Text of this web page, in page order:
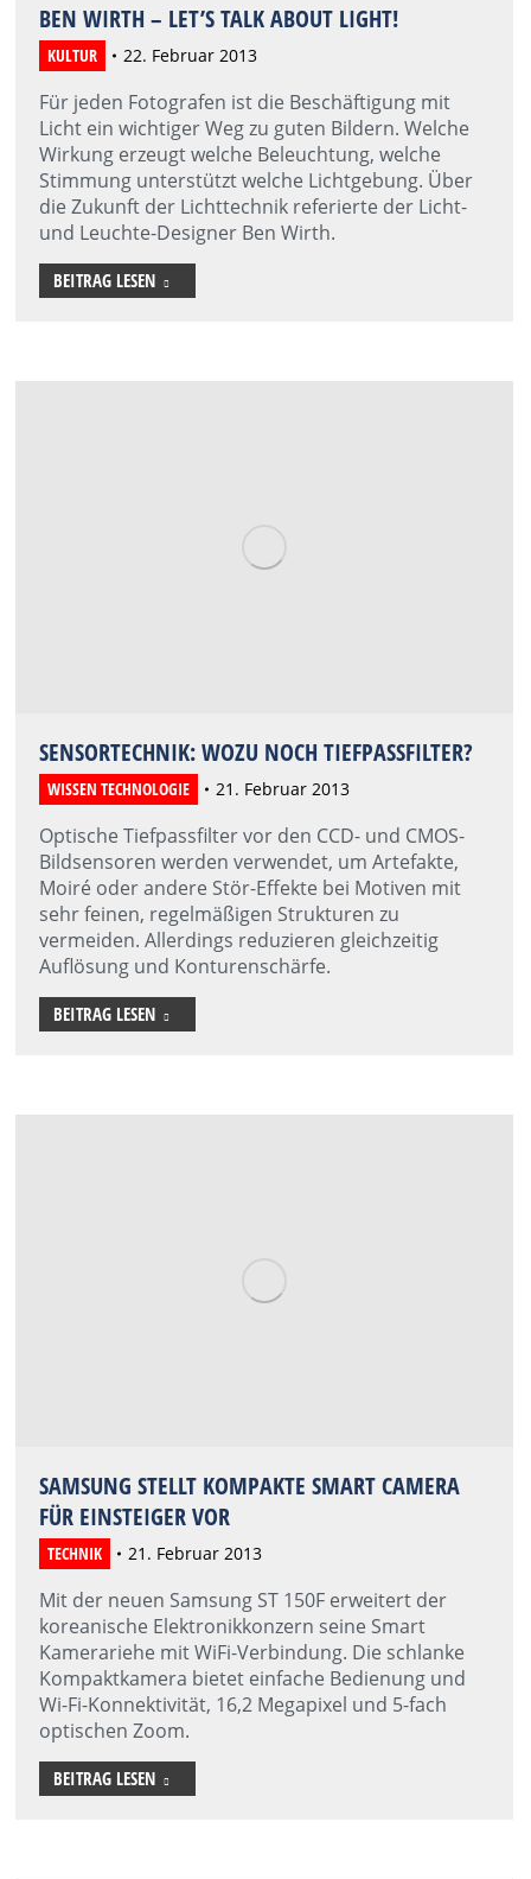
BEN WIRTH – LET’S TALK ABOUT LIGHT!
KULTUR 22. Februar 2013
Für jeden Fotografen ist die Beschäftigung mit
Licht ein wichtiger Weg zu guten Bildern. Welche
Wirkung erzeugt welche Beleuchtung, welche
Stimmung unterstützt welche Lichtgebung. Über
die Zukunft der Lichttechnik referierte der Licht-
und Leuchte-Designer Ben Wirth.
BEITRAG LESEN
SENSORTECHNIK: WOZU NOCH TIEFPASSFILTER?
WISSEN TECHNOLOGIE 21. Februar 2013
Optische Tiefpassfilter vor den CCD- und CMOS-
Bildsensoren werden verwendet, um Artefakte,
Moiré oder andere Stör-Effekte bei Motiven mit
sehr feinen, regelmäßigen Strukturen zu
vermeiden. Allerdings reduzieren gleichzeitig
Auflösung und Konturenschärfe.
BEITRAG LESEN
SAMSUNG STELLT KOMPAKTE SMART CAMERA
FÜR EINSTEIGER VOR
TECHNIK 21. Februar 2013
Mit der neuen Samsung ST 150F erweitert der
koreanische Elektronikkonzern seine Smart
Kamerariehe mit WiFi-Verbindung. Die schlanke
Kompaktkamera bietet einfache Bedienung und
Wi-Fi-Konnektivität, 16,2 Megapixel und 5-fach
optischen Zoom.
BEITRAG LESEN